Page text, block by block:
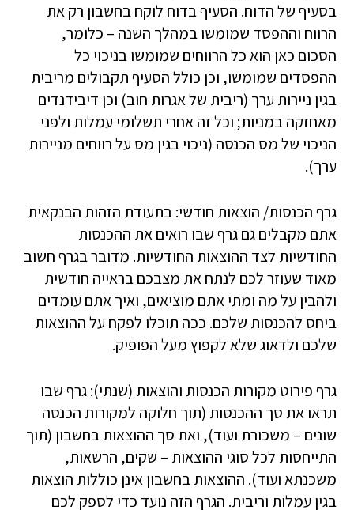
בסעיף של הדוח. הסעיף בדוח לוקח בחשבון רק את
הרווח וההפסד שמומשו במהלך השנה – כלומר,
הסכום כאן הוא כל הרווחים שמומשו בניכוי כל
ההפסדים שמומשו, וכן כולל הסעיף תקבולים מריבית
בגין ניירות ערך (ריבית של אגרות חוב) וכן דיבידנדים
מאחזקה במניות; וכל זה אחרי תשלומי עמלות ולפני
הניכוי של מס הכנסה (ניכוי בגין מס על רווחים מניירות
ערך).
גרף הכנסות/ הוצאות חודשי: בתעודת הזהות הבנקאית
אתם מקבלים גם גרף שבו רואים את ההכנסות
החודשיות לצד ההוצאות החודשיות. מדובר בגרף חשוב
מאוד שעוזר לכם לנתח את מצבכם בראייה חודשית
ולהבין על מה ומתי אתם מוציאים, ואיך אתם עומדים
ביחס להכנסות שלכם. ככה תוכלו לפקח על ההוצאות
שלכם ולדאוג שלא לקפוץ מעל הפופיק.
גרף פירוט מקורות הכנסות והוצאות (שנתי): גרף שבו
תראו את סך ההכנסות (תוך חלוקה למקורות הכנסה
שונים – משכורת ועוד), ואת סך ההוצאות בחשבון (תוך
התייחסות לכל סוגי ההוצאות – שקים, הרשאות,
משכנתא ועוד). ההוצאות בחשבון אינן כוללות הוצאות
בגין עמלות וריבית. הגרף הזה נועד כדי לספק לכם